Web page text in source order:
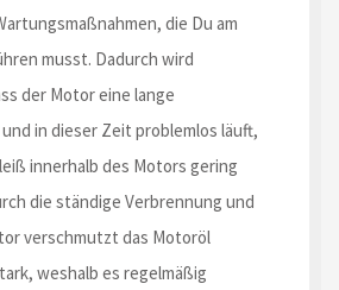
die Du am
musst. Dadurch wird
der Motor eine lange
in dieser Zeit problemlos läuft,
innerhalb des Motors gering
die ständige Verbrennung und
verschmutzt das Motoröl
weshalb es regelmäßig